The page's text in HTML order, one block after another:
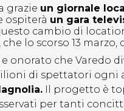
grazie un giornale
ospiterà un gara
cambio di
lo scorso 13 marzo,
onorato che Varedo
di spettatori ogni
Il progetto è
per tanti